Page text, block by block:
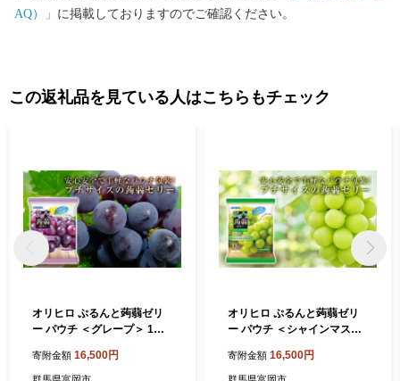
AQ）」 に掲載しておりますのでご確認ください。
この返礼品を見ている人はこちらもチェック
オリヒロ ぷるんと蒟蒻ゼリ
ー パウチ ＜グレープ＞ 1ケ
リー 蒟蒻 コンニャク グレー
プ ぶどう 食品 F21E-589
寄附金額 16,500円
オリヒロ ぷるんと蒟蒻ゼリ
ー パウチ ＜シャインマスカ
にゃく ゼリー 蒟蒻 コンニャ
ク シャインマスカット ぶど
寄附金額 16,500円